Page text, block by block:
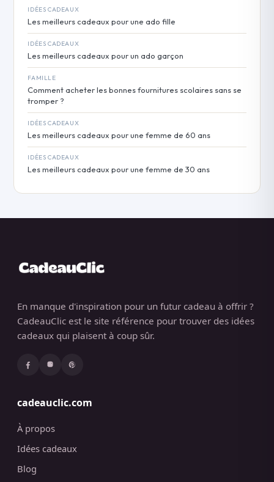
IDÉES CADEAUX
Les meilleurs cadeaux pour une ado fille
IDÉES CADEAUX
Les meilleurs cadeaux pour un ado garçon
FAMILLE
Comment acheter les bonnes fournitures scolaires sans se
tromper ?
IDÉES CADEAUX
Les meilleurs cadeaux pour une femme de 60 ans
IDÉES CADEAUX
Les meilleurs cadeaux pour une femme de 30 ans
En manque d'inspiration pour un futur cadeau à offrir ?
CadeauClic est le site référence pour trouver des idées
cadeaux qui plaisent à coup sûr.
cadeauclic.com
À propos
Idées cadeaux
Blog